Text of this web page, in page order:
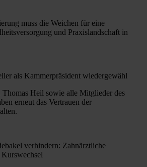
muss die Weichen für eine
und Praxislandschaft in
als Kammerpräsident wiedergewähl
Heil sowie alle Mitglieder des
erneut das Vertrauen der
verhindern: Zahnärztliche